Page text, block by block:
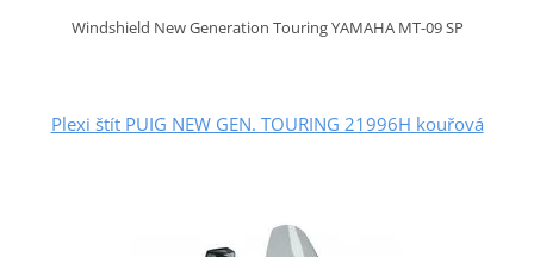
Windshield New Generation Touring YAMAHA MT-09 SP
Plexi štít PUIG NEW GEN. TOURING 21996H kouřová